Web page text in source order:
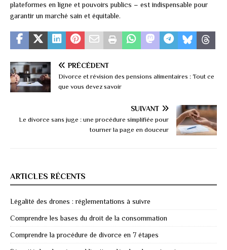
plateformes en ligne et pouvoirs publics – est indispensable pour
garantir un marché sain et équitable.
PRÉCÉDENT
Divorce et révision des pensions alimentaires : Tout ce
que vous devez savoir
SUIVANT
Le divorce sans juge : une procédure simplifiée pour
tourner la page en douceur
ARTICLES RÉCENTS
Légalité des drones : réglementations à suivre
Comprendre les bases du droit de la consommation
Comprendre la procédure de divorce en 7 étapes